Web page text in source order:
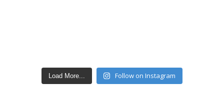
Load More... Follow on Instagram